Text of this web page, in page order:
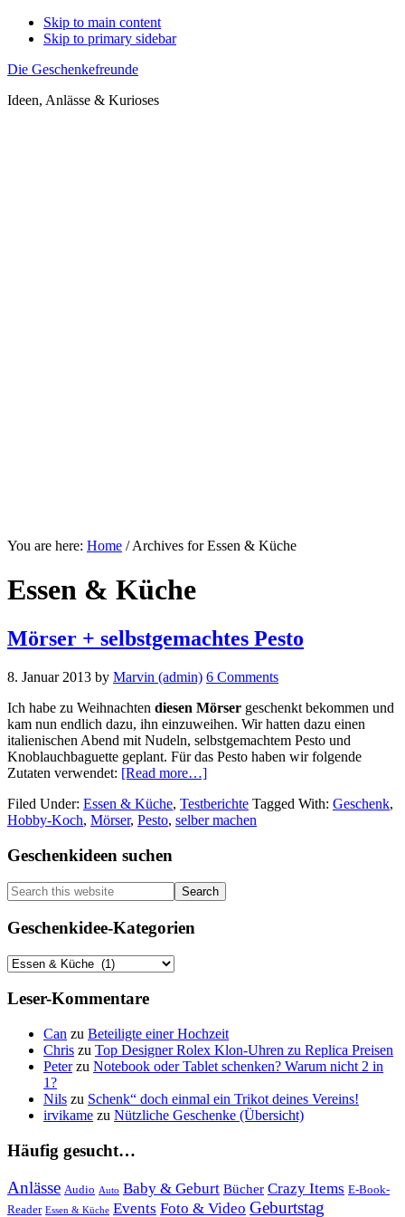
Skip to main content
Skip to primary sidebar
Die Geschenkefreunde
Ideen, Anlässe & Kurioses
You are here: Home /Archives for Essen & Küche
Essen & Küche
Mörser + selbstgemachtes Pesto
8. Januar 2013 by Marvin (admin) 6 Comments
Ich habe zu Weihnachten diesen Mörser geschenkt bekommen und
kam nun endlich dazu, ihn einzuweihen. Wir hatten dazu einen
italienischen Abend mit Nudeln, selbstgemachtem Pesto und
Knoblauchbaguette geplant. Für das Pesto haben wir folgende
Zutaten verwendet: [Read more…]about
+
selbstgemachtes
Filed Under: Essen & Küche, Testberichte Tagged With: Geschenk,
Hobby-Koch, Mörser, Pesto, selber machen
Primary
Sidebar
Geschenkideen suchen
Search
this
website
Geschenkidee-Kategorien
Geschenkidee-
Leser-Kommentare
Can zu Beteiligte einer Hochzeit
Chris zu Top Designer Rolex Klon-Uhren zu Replica Preisen
Peterzu Notebook oder Tablet schenken? Warum nicht 2 in
1?
Nils zu Schenk“ doch einmal ein Trikot deines Vereins!
irvikame zu Nützliche Geschenke (Übersicht)
Häufig gesucht…
Anlässe Audio Auto Baby & Geburt Bücher Crazy Items E-Book-
Reader Essen & Küche Events Foto & Video Geburtstag